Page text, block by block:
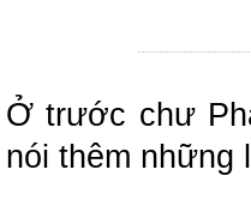
Ở trước chư
nói thêm những